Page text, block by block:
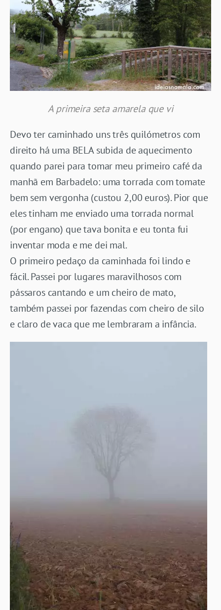
A primeira seta amarela que vi
Devo ter caminhado uns três quilómetros com
direito há uma BELA subida de aquecimento
quando parei para tomar meu primeiro café da
manhã em Barbadelo: uma torrada com tomate
bem sem vergonha (custou 2,00 euros). Pior que
eles tinham me enviado uma torrada normal
(por engano) que tava bonita e eu tonta fui
inventar moda e me dei mal.
O primeiro pedaço da caminhada foi lindo e
fácil. Passei por lugares maravilhosos com
pássaros cantando e um cheiro de mato,
também passei por fazendas com cheiro de silo
e claro de vaca que me lembraram a infância.